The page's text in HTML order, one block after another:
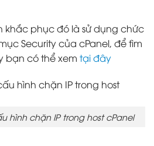
khắc phục đó là sử dụng chức
Security của cPanel, để tìm
bạn có thể xem tại đây
hình chặn IP trong host cPanel